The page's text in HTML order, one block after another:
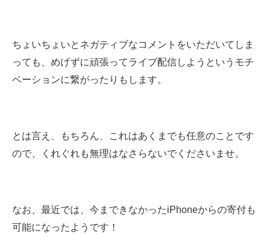
ちょいちょいとネガティブなコメントをいただいてしま
っても、めげずに頑張ってライブ配信しようというモチ
ベーションに繋がったりもします。
とは言え、もちろん、これはあくまでも任意のことです
ので、くれぐれも無理はなさらないでくださいませ。
なお、最近では、今まできなかったiPhoneからの寄付も
可能になったようです！